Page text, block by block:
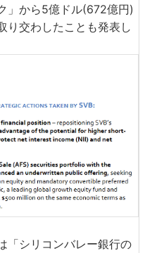
」から5億ドル(672億円)
り交わしたことも発表し
「シリコンバレー銀行の